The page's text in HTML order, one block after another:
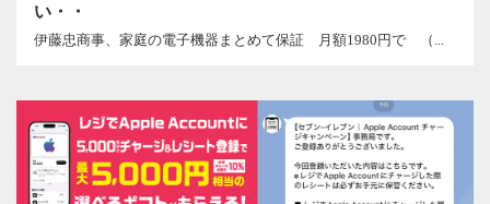
い・・
伊藤忠商事、家庭の電子機器まとめて保証 月額1980円で （...